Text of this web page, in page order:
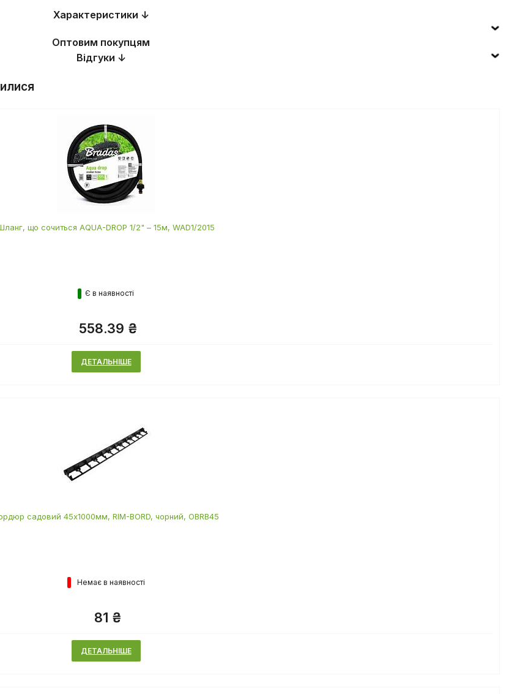
Характеристики ↓
Оптовим покупцям
Відгуки ↓
що сочиться AQUA-DROP 1/2" – 15м, WAD1/2015
Є в наявності
558.39 ₴
ДЕТАЛЬНІШЕ
садовий 45х1000мм, RIM-BORD, чорний, OBRB45
Немає в наявності
81 ₴
ДЕТАЛЬНІШЕ